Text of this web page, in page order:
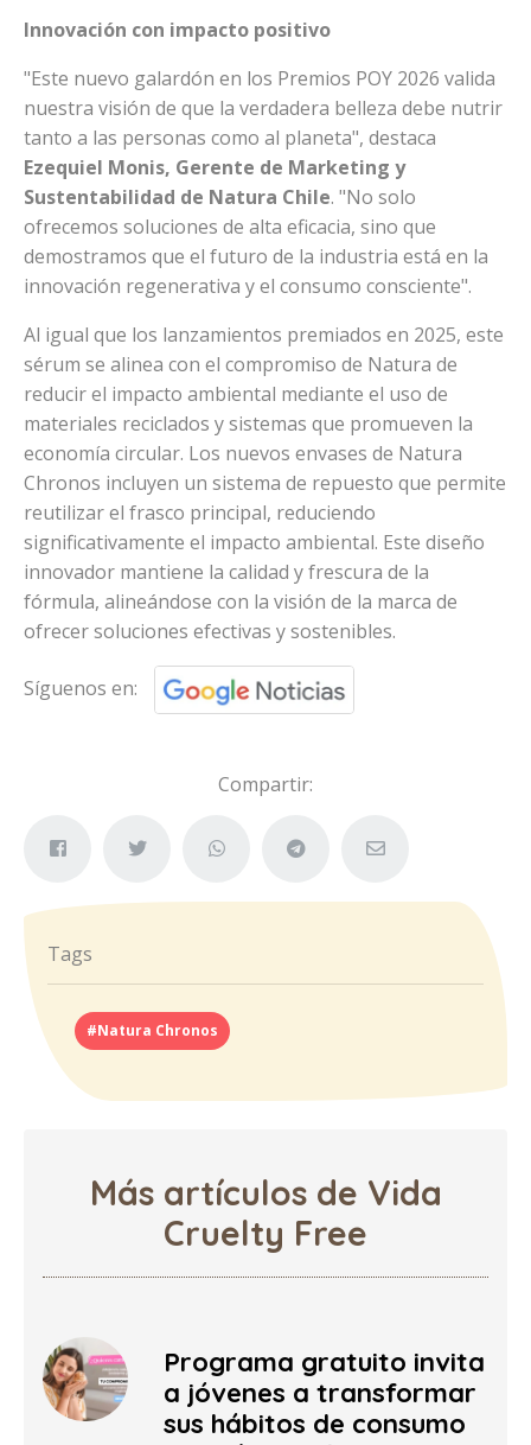
Innovación con impacto positivo
"Este nuevo galardón en los Premios POY 2026 valida
nuestra visión de que la verdadera belleza debe nutrir
tanto a las personas como al planeta", destaca
Ezequiel Monis, Gerente de Marketing y
Sustentabilidad de Natura Chile. "No solo
ofrecemos soluciones de alta eficacia, sino que
demostramos que el futuro de la industria está en la
innovación regenerativa y el consumo consciente".
Al igual que los lanzamientos premiados en 2025, este
sérum se alinea con el compromiso de Natura de
reducir el impacto ambiental mediante el uso de
materiales reciclados y sistemas que promueven la
economía circular. Los nuevos envases de Natura
Chronos incluyen un sistema de repuesto que permite
reutilizar el frasco principal, reduciendo
significativamente el impacto ambiental. Este diseño
innovador mantiene la calidad y frescura de la
fórmula, alineándose con la visión de la marca de
ofrecer soluciones efectivas y sostenibles.
Síguenos en:
Compartir:
Tags
#Natura Chronos
Más artículos de Vida
Cruelty Free
Programa gratuito invita
a jóvenes a transformar
sus hábitos de consumo